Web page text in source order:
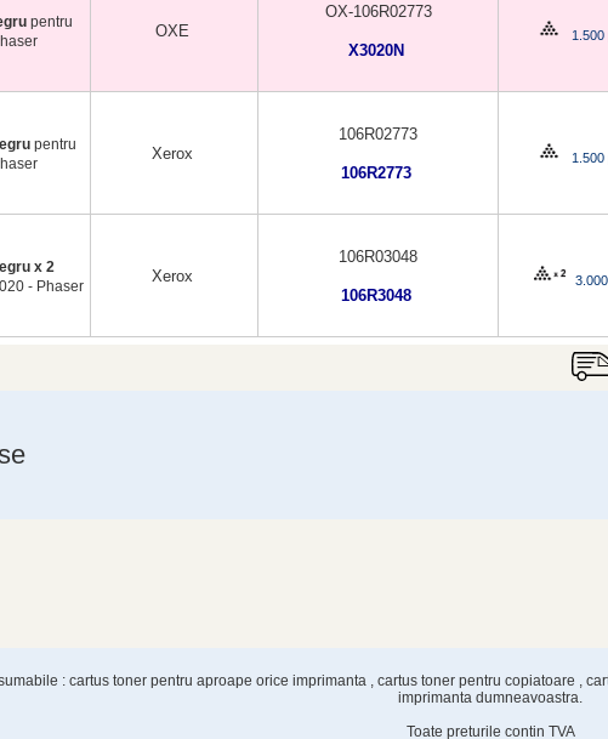
pentru
OXE
OX-106R02773
X3020N
1.500
pentru
Xerox
106R02773
106R2773
1.500
x 2
- Phaser
Xerox
106R03048
106R3048
: cartus toner pentru aproape orice imprimanta , cartus toner pentru copiatoare ,
imprimanta dumneavoastra.
Toate preturile contin TVA